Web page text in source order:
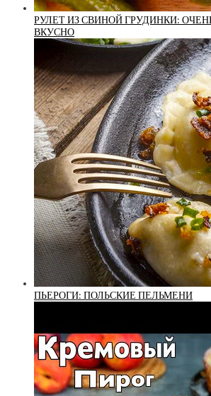
РУЛЕТ ИЗ СВИНОЙ ГРУДИНКИ:
ВКУСНО
ПЬЕРОГИ: ПОЛЬСКИЕ ПЕЛЬМЕНИ